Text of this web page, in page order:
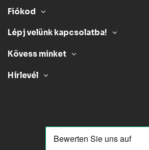
Fiókod
Lépj velünk kapcsolatba!
Kövess minket
Hírlevél